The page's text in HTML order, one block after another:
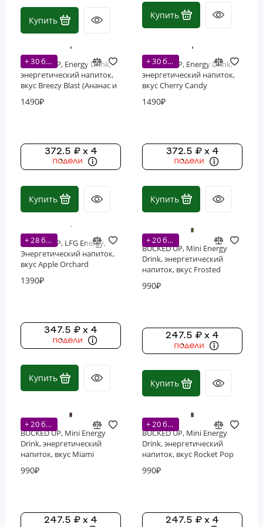
Купить Купить
+ 30 бонусов
BUCKED UP, Energy Drink,
энергетический напиток,
вкус Breezy Blast (Ананас и
1490₽
372.5 ₽ x 4
Купить
+ 30 бонусов
BUCKED UP, Energy Drink,
энергетический напиток,
вкус Cherry Candy
мл (16 унций)
1490₽
372.5 ₽ x 4
Купить
+ 28 бонусов
BUCKED UP, LFG Energy,
Энергетический напиток,
вкус Apple Orchard
1390₽
347.5 ₽ x 4
Купить
+ 20 бонусов
BUCKED UP, Mini Energy
Drink, энергетический
напиток, вкус Frosted
лимонад), 222 мл (7,5
990₽
247.5 ₽ x 4
Купить
+ 20 бонусов
BUCKED UP, Mini Energy
Drink, энергетический
напиток, вкус Miami
222 мл (7,5 унций)
990₽
247.5 ₽ x 4
+ 20 бонусов
BUCKED UP, Mini Energy
Drink, энергетический
напиток, вкус Rocket Pop
Вишня), 222 мл (7,5 унций)
990₽
247.5 ₽ x 4